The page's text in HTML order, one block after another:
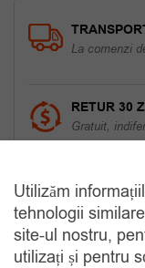
La comenzi
RETUR 30
Gratuit,
COMANDA
Tel.
Utilizăm
tehnologii
site-ul nostru,
utilizați și pentru